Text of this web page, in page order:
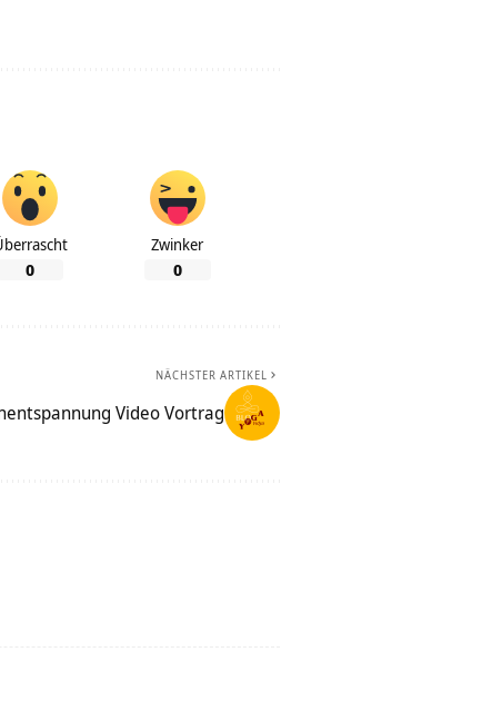
0
Zwinker
0
NÄCHSTER ARTIKEL
Video Vortrag